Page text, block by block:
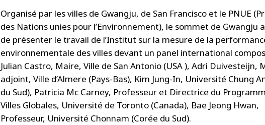
Organisé par les villes de Gwangju, de San Francisco et le PNUE
des Nations unies pour l’Environnement), le sommet de Gwangju
de présenter le travail de l’Institut sur la mesure de la
environnementale des villes devant un panel international
Julian Castro, Maire, Ville de San Antonio (USA ), Adri Duivesteijn,
adjoint, Ville d’Almere (Pays-Bas), Kim Jung-In, Université Chung
du Sud), Patricia Mc Carney, Professeur et Directrice du
Villes Globales, Université de Toronto (Canada), Bae Jeong Hwan,
Professeur, Université Chonnam (Corée du Sud).